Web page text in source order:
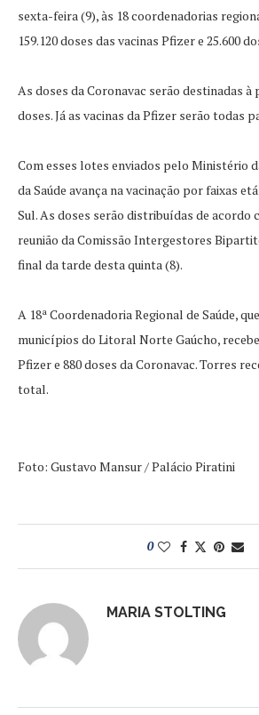
sexta-feira (9), às 18 coordenadorias
159.120 doses das vacinas Pfizer e 25.600
As doses da Coronavac serão destinadas à
doses. Já as vacinas da Pfizer serão todas
Com esses lotes enviados pelo Ministério
da Saúde avança na vacinação por faixas
Sul. As doses serão distribuídas de acordo
reunião da Comissão Intergestores
final da tarde desta quinta (8).
A 18ª Coordenadoria Regional de Saúde,
municípios do Litoral Norte Gaúcho,
Pfizer e 880 doses da Coronavac. Torres
total.
Foto: Gustavo Mansur / Palácio Piratini
0
MARIA STOLTING